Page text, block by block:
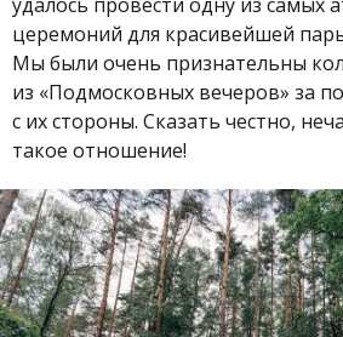
церемоний для красивейшей
Мы были очень признательны
из «Подмосковных вечеров» за
с их стороны. Сказать честно,
такое отношение!